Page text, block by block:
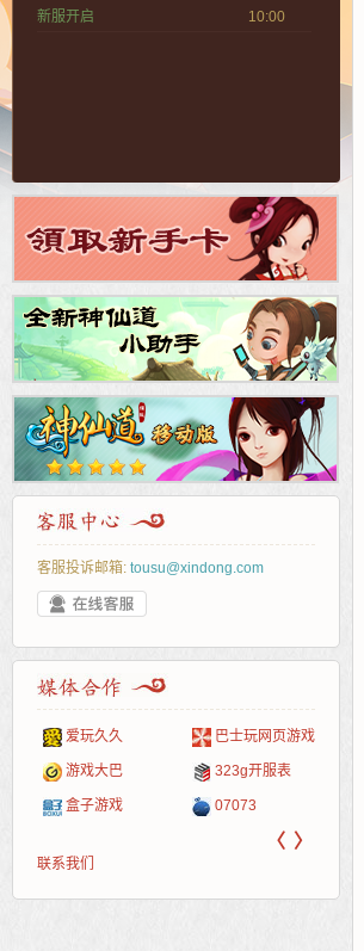
新服开启 10:00
客服投诉邮箱: tousu@xindong.com
爱玩久久 巴士玩网页游戏
游戏大巴 323g开服表
盒子游戏 07073
〈 〉
联系我们